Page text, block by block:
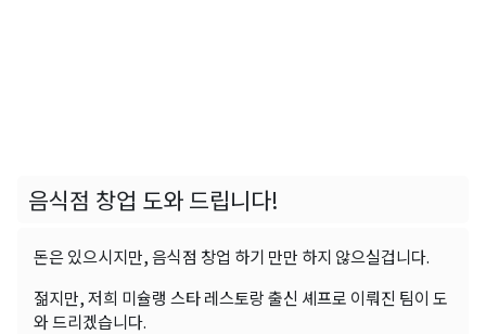
음식점 창업 도와 드립니다!
돈은 있으시지만, 음식점 창업 하기 만만 하지 않으실겁니다.
젊지만, 저희 미슐랭 스타 레스토랑 출신 셰프로 이뤄진 팀이 도
와 드리겠습니다.